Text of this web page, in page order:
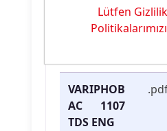
Ürün
VARIPHOB
AC 1107
TDS ENG
Lütfen